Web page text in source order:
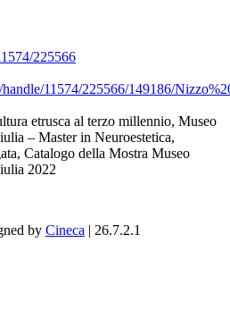
225566
11574/225566/149186/
etrusca al terzo millennio, Museo
– Master in Neuroestetica,
Catalogo della Mostra Museo
2022
by Cineca | 26.7.2.1